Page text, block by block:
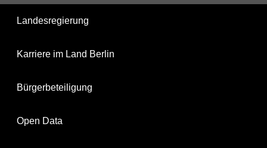
Landesregierung
Karriere im Land Berlin
Bürgerbeteiligung
Open Data